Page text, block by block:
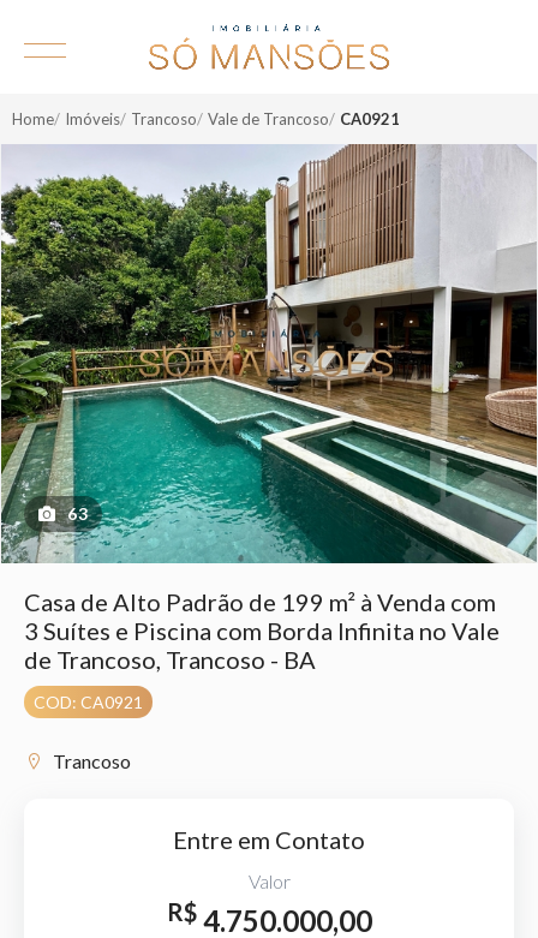
Home Imóveis Trancoso Vale de Trancoso CA0921
63
Casa de Alto Padrão de 199 m² à Venda com
3 Suítes e Piscina com Borda Infinita no Vale
de Trancoso, Trancoso - BA
COD: CA0921
Trancoso
Entre em Contato
Valor
R$4.750.000,00